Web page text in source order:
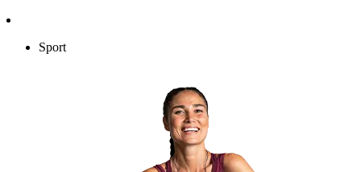
Sport